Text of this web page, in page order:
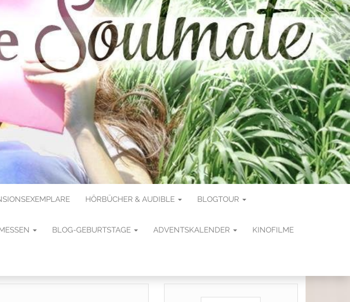
HÖRBÜCHER & AUDIBLE BLOGTOUR
BLOG-GEBURTSTAGE ADVENTSKALENDER KINOFILME